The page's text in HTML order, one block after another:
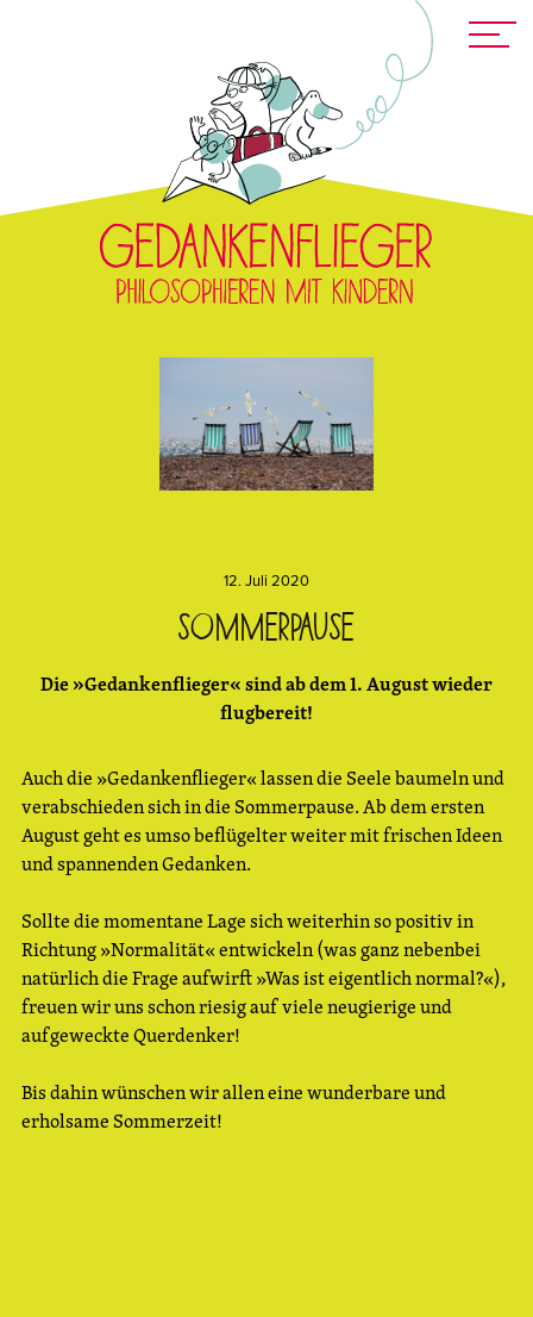
12. Juli 2020
Sommerpause
Die »Gedankenflieger« sind ab dem 1. August wieder
flugbereit!
Auch die »Gedankenflieger« lassen die Seele baumeln und
verabschieden sich in die Sommerpause. Ab dem ersten
August geht es umso beflügelter weiter mit frischen Ideen
und spannenden Gedanken.
Sollte die momentane Lage sich weiterhin so positiv in
Richtung »Normalität« entwickeln (was ganz nebenbei
natürlich die Frage aufwirft »Was ist eigentlich normal?«),
freuen wir uns schon riesig auf viele neugierige und
aufgeweckte Querdenker!
Bis dahin wünschen wir allen eine wunderbare und
erholsame Sommerzeit!